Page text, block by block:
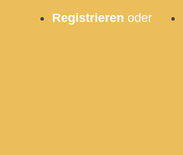
Registrieren oder